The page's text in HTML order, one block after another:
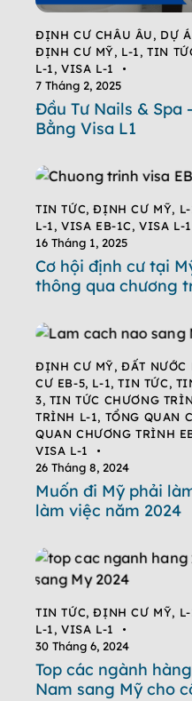
ĐỊNH CƯ CHÂU ÂU, DỰ
ĐỊNH CƯ MỸ, L-1,TIN
L-1,VISA L-1
7 Tháng 2, 2025
Đầu Tư Nails & Spa
Bằng Visa L1
TIN TỨC,ĐỊNH CƯ MỸ,
L-1,VISA EB-1C,VISA L-1
16 Tháng 1, 2025
Cơ hội định cư tại
thông qua chương
ĐỊNH CƯ MỸ,ĐẤT NƯỚC
CƯ EB-5, L-1,TIN TỨC,
3, TIN TỨC CHƯƠNG
TRÌNH L-1, TỔNG QUAN
QUAN CHƯƠNG TRÌNH
VISA L-1
26 Tháng 8, 2024
Muốn đi Mỹ phải
làm việc năm 2024
TIN TỨC,ĐỊNH CƯ MỸ,
L-1,VISA L-1
30 Tháng 6, 2024
Top các ngành
Nam sang Mỹ cho